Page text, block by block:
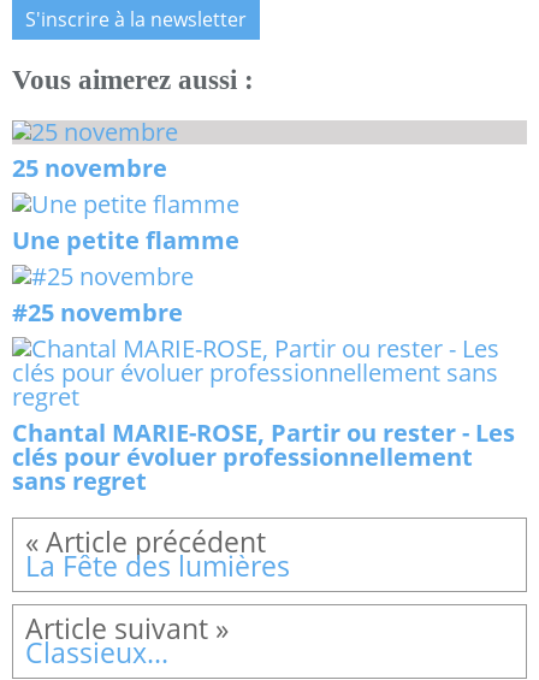
S'inscrire à la newsletter
Vous aimerez aussi :
25 novembre
Une petite flamme
#25 novembre
Chantal MARIE-ROSE, Partir ou rester - Les
clés pour évoluer professionnellement
sans regret
La Fête des lumières
Classieux...